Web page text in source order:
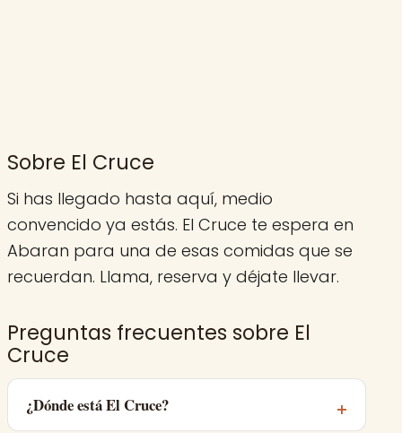
Sobre El Cruce
Si has llegado hasta aquí, medio
convencido ya estás. El Cruce te espera en
Abaran para una de esas comidas que se
recuerdan. Llama, reserva y déjate llevar.
Preguntas frecuentes sobre El
Cruce
¿Dónde está El Cruce?